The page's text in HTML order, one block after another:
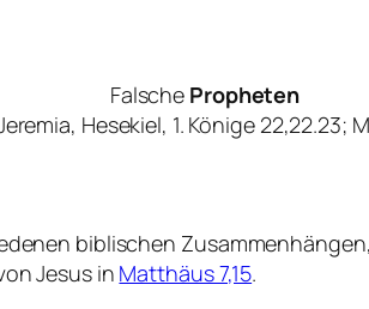
Falsche Propheten
Hesekiel, 1. Könige 22,22.23;
biblischen
Jesus in Matthäus 7,15.